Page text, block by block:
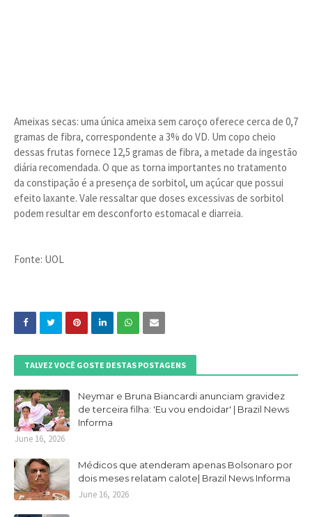
Ameixas secas: uma única ameixa sem caroço oferece cerca de 0,7
gramas de fibra, correspondente a 3% do VD. Um copo cheio
dessas frutas fornece 12,5 gramas de fibra, a metade da ingestão
diária recomendada. O que as torna importantes no tratamento
da constipação é a presença de sorbitol, um açúcar que possui
efeito laxante. Vale ressaltar que doses excessivas de sorbitol
podem resultar em desconforto estomacal e diarreia.
Fonte: UOL
TALVEZ VOCÊ GOSTE DESTAS POSTAGENS
Neymar e Bruna Biancardi anunciam gravidez
de terceira filha: 'Eu vou endoidar' | Brazil News
Informa
June 16, 2026
Médicos que atenderam apenas Bolsonaro por
dois meses relatam calote| Brazil News Informa
June 16, 2026